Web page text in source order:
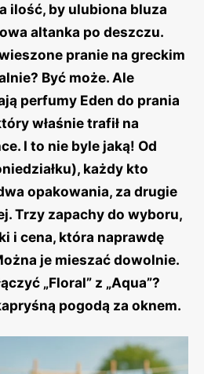
ilość, by ulubiona bluza
altanka po deszczu.
pranie na greckim
Być może. Ale
perfumy Eden do prania
właśnie trafił na
I to nie byle jaką! Od
każdy kto
opakowania, za drugie
Trzy zapachy do wyboru,
i cena, która naprawdę
je mieszać dowolnie.
„Floral” z „Aqua”?
pogodą za oknem.